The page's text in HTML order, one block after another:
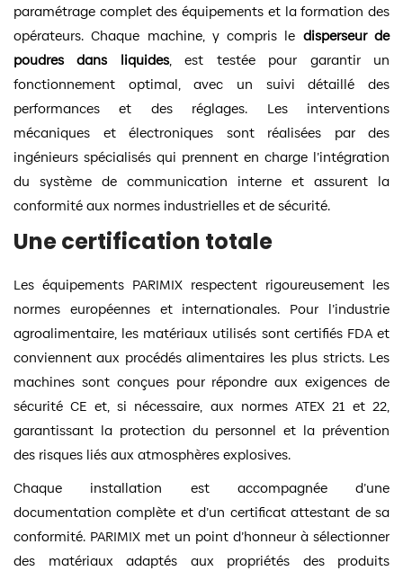
paramétrage complet des équipements et la formation des
opérateurs. Chaque machine, y compris le disperseur de
poudres dans liquides, est testée pour garantir un
fonctionnement optimal, avec un suivi détaillé des
performances et des réglages. Les interventions
mécaniques et électroniques sont réalisées par des
ingénieurs spécialisés qui prennent en charge l’intégration
du système de communication interne et assurent la
conformité aux normes industrielles et de sécurité.
Une certification totale
Les équipements PARIMIX respectent rigoureusement les
normes européennes et internationales. Pour l’industrie
agroalimentaire, les matériaux utilisés sont certifiés FDA et
conviennent aux procédés alimentaires les plus stricts. Les
machines sont conçues pour répondre aux exigences de
sécurité CE et, si nécessaire, aux normes ATEX 21 et 22,
garantissant la protection du personnel et la prévention
des risques liés aux atmosphères explosives.
Chaque installation est accompagnée d’une
documentation complète et d’un certificat attestant de sa
conformité. PARIMIX met un point d’honneur à sélectionner
des matériaux adaptés aux propriétés des produits